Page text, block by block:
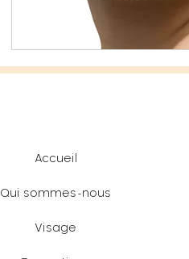
Accueil
Qui sommes-nous
Visage